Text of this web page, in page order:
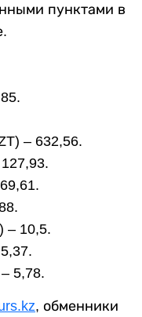
пунктами в
– 632,56.
– 10,5.
5,78.
, обменники